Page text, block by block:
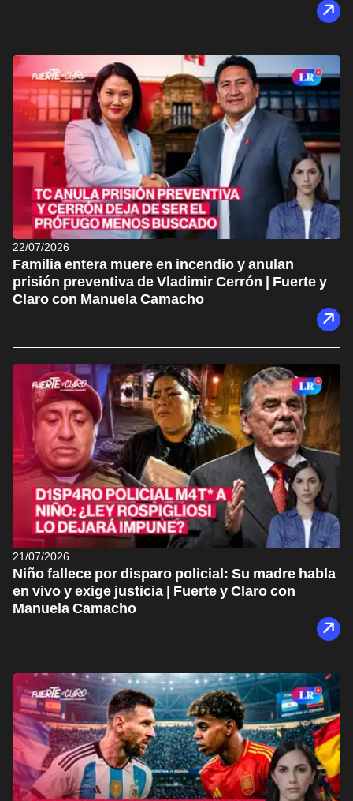
22/07/2026
Familia entera muere en incendio y anulan
prisión preventiva de Vladimir Cerrón | Fuerte y
Claro con Manuela Camacho
21/07/2026
Niño fallece por disparo policial: Su madre habla
en vivo y exige justicia | Fuerte y Claro con
Manuela Camacho